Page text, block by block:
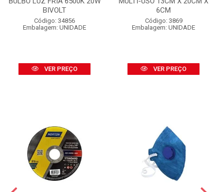
BIVOLT
Código: 34856
Embalagem: UNIDADE
VER PREÇO
6CM
Código: 3869
Embalagem: UNIDADE
VER PREÇO